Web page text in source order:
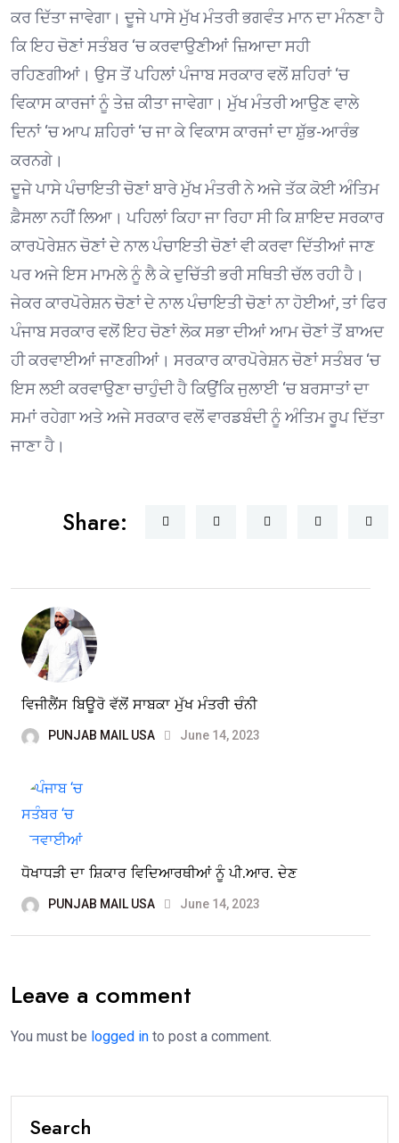
ਕਰ ਦਿੱਤਾ ਜਾਵੇਗਾ। ਦੂਜੇ ਪਾਸੇ ਮੁੱਖ ਮੰਤਰੀ ਭਗਵੰਤ ਮਾਨ ਦਾ ਮੰਨਣਾ ਹੈ
ਕਿ ਇਹ ਚੋਣਾਂ ਸਤੰਬਰ ‘ਚ ਕਰਵਾਉਣੀਆਂ ਜ਼ਿਆਦਾ ਸਹੀ
ਰਹਿਣਗੀਆਂ। ਉਸ ਤੋਂ ਪਹਿਲਾਂ ਪੰਜਾਬ ਸਰਕਾਰ ਵਲੋਂ ਸ਼ਹਿਰਾਂ ‘ਚ
ਵਿਕਾਸ ਕਾਰਜਾਂ ਨੂੰ ਤੇਜ਼ ਕੀਤਾ ਜਾਵੇਗਾ। ਮੁੱਖ ਮੰਤਰੀ ਆਉਣ ਵਾਲੇ
ਦਿਨਾਂ ‘ਚ ਆਪ ਸ਼ਹਿਰਾਂ ‘ਚ ਜਾ ਕੇ ਵਿਕਾਸ ਕਾਰਜਾਂ ਦਾ ਸ਼ੁੱਭ-ਆਰੰਭ
ਕਰਨਗੇ।
ਦੂਜੇ ਪਾਸੇ ਪੰਚਾਇਤੀ ਚੋਣਾਂ ਬਾਰੇ ਮੁੱਖ ਮੰਤਰੀ ਨੇ ਅਜੇ ਤੱਕ ਕੋਈ ਅੰਤਿਮ
ਫ਼ੈਸਲਾ ਨਹੀਂ ਲਿਆ। ਪਹਿਲਾਂ ਕਿਹਾ ਜਾ ਰਿਹਾ ਸੀ ਕਿ ਸ਼ਾਇਦ ਸਰਕਾਰ
ਕਾਰਪੋਰੇਸ਼ਨ ਚੋਣਾਂ ਦੇ ਨਾਲ ਪੰਚਾਇਤੀ ਚੋਣਾਂ ਵੀ ਕਰਵਾ ਦਿੱਤੀਆਂ ਜਾਣ
ਪਰ ਅਜੇ ਇਸ ਮਾਮਲੇ ਨੂੰ ਲੈ ਕੇ ਦੁਚਿੱਤੀ ਭਰੀ ਸਥਿਤੀ ਚੱਲ ਰਹੀ ਹੈ।
ਜੇਕਰ ਕਾਰਪੋਰੇਸ਼ਨ ਚੋਣਾਂ ਦੇ ਨਾਲ ਪੰਚਾਇਤੀ ਚੋਣਾਂ ਨਾ ਹੋਈਆਂ, ਤਾਂ ਫਿਰ
ਪੰਜਾਬ ਸਰਕਾਰ ਵਲੋਂ ਇਹ ਚੋਣਾਂ ਲੋਕ ਸਭਾ ਦੀਆਂ ਆਮ ਚੋਣਾਂ ਤੋਂ ਬਾਅਦ
ਹੀ ਕਰਵਾਈਆਂ ਜਾਣਗੀਆਂ। ਸਰਕਾਰ ਕਾਰਪੋਰੇਸ਼ਨ ਚੋਣਾਂ ਸਤੰਬਰ ‘ਚ
ਇਸ ਲਈ ਕਰਵਾਉਣਾ ਚਾਹੁੰਦੀ ਹੈ ਕਿਉਂਕਿ ਜੁਲਾਈ ‘ਚ ਬਰਸਾਤਾਂ ਦਾ
ਸਮਾਂ ਰਹੇਗਾ ਅਤੇ ਅਜੇ ਸਰਕਾਰ ਵਲੋਂ ਵਾਰਡਬੰਦੀ ਨੂੰ ਅੰਤਿਮ ਰੂਪ ਦਿੱਤਾ
ਜਾਣਾ ਹੈ।
Share:
ਵਿਜੀਲੈਂਸ ਬਿਊਰੋ ਵੱਲੋਂ ਸਾਬਕਾ ਮੁੱਖ ਮੰਤਰੀ ਚੰਨੀ
PUNJAB MAIL USA June 14, 2023
ਧੋਖਾਧੜੀ ਦਾ ਸ਼ਿਕਾਰ ਵਿਦਿਆਰਥੀਆਂ ਨੂੰ ਪੀ.ਆਰ. ਦੇਣ
PUNJAB MAIL USA June 14, 2023
Leave a comment
You must be logged in to post a comment.
Search